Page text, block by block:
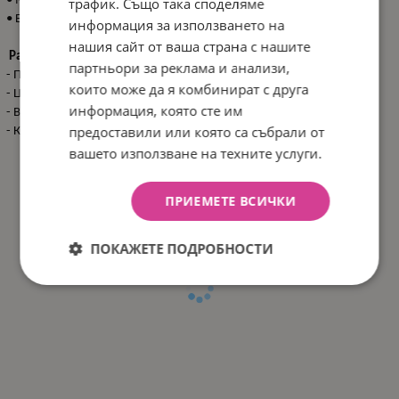
• Без BPA.
Размери:
- Продукт: 23.5x23.5x1.7 см / 0.106 кг
- Цветна кутия: 24x3.5x16 см / 0.162 кг
- Вътрешен кашон: 25x22x19 см / 1.2 кг / 6 бр/вътрешен кашон
- Кашон: 59x27x46 см / 8.1 кг / 36 бр/кашон
трафик. Също така споделяме
информация за използването на
нашия сайт от ваша страна с нашите
партньори за реклама и анализи,
които може да я комбинират с друга
информация, която сте им
предоставили или която са събрали от
вашето използване на техните услуги.
ПРИЕМЕТЕ ВСИЧКИ
ПОКАЖЕТЕ ПОДРОБНОСТИ